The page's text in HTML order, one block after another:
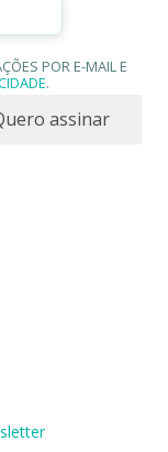
POR E-MAIL E
.
assinar